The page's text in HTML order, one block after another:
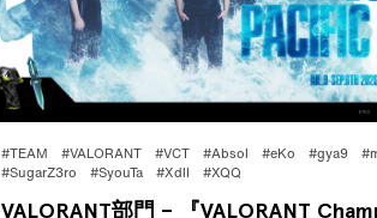
#TEAM #VALORANT #VCT #Absol #eKo #gya9
#SugarZ3ro
#SyouTa #Xdll #XQQ
VALORANT部門 – 『VALORANT